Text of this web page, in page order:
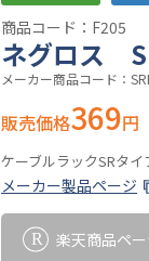
商品コード：F205
ネグロス
メーカー商品コード：
販売価格369円
ケーブルラックSRタ
メーカー製品ページ
楽天商品ペ